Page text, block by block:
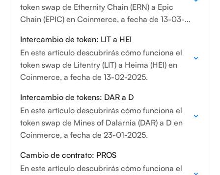
token swap de Ethernity Chain (ERN) a Epic
Chain (EPIC) en Coinmerce, a fecha de 13-03-
Intercambio de token: LIT a HEI
En este artículo descubrirás cómo funciona el
token swap de Litentry (LIT) a Heima (HEI) en
Coinmerce, a fecha de 13-02-2025.
Intercambio de tokens: DAR a D
En este artículo descubrirás cómo funciona el
token swap de Mines of Dalarnia (DAR) a D en
Coinmerce, a fecha de 23-01-2025.
Cambio de contrato: PROS
En este artículo descubrirás cómo funciona el